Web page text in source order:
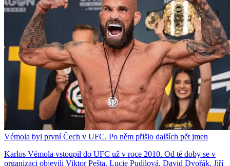
Vémola byl první Čech v UFC. Po něm přišlo dalších pět jmen
Karlos Vémola vstoupil do UFC už v roce 2010. Od té doby se v
organizaci objevili Viktor Pešta, Lucie Pudilová, David Dvořák, Jiří